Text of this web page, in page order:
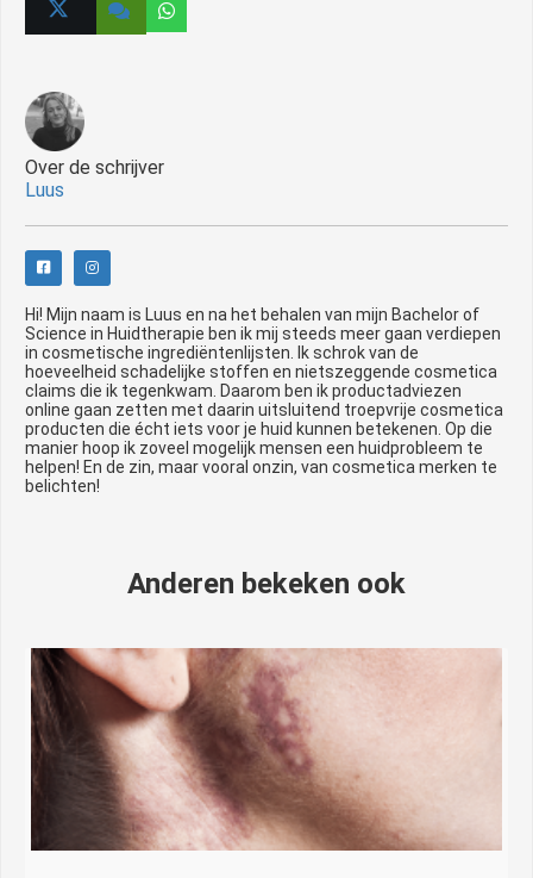
Over de schrijver
Luus
Hi! Mijn naam is Luus en na het behalen van mijn Bachelor of
Science in Huidtherapie ben ik mij steeds meer gaan verdiepen
in cosmetische ingrediëntenlijsten. Ik schrok van de
hoeveelheid schadelijke stoffen en nietszeggende cosmetica
claims die ik tegenkwam. Daarom ben ik productadviezen
online gaan zetten met daarin uitsluitend troepvrije cosmetica
producten die écht iets voor je huid kunnen betekenen. Op die
manier hoop ik zoveel mogelijk mensen een huidprobleem te
helpen! En de zin, maar vooral onzin, van cosmetica merken te
belichten!
Anderen bekeken ook